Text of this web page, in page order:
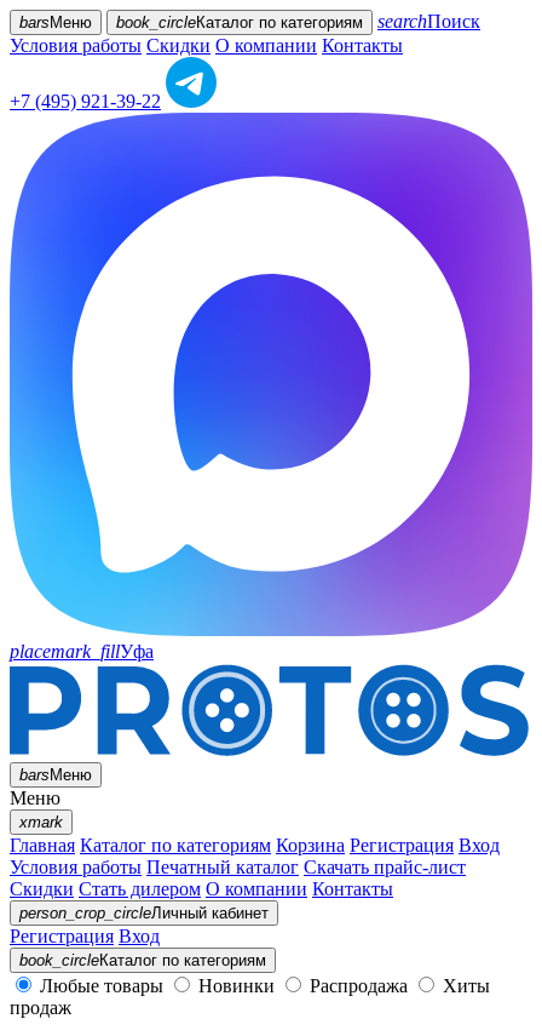
bars Меню book_circleКаталог по категориям searchПоиск
Условия работы Скидки О компании Контакты
+7 (495) 921-39-22
placemark_fillУфа
barsМеню
Меню
xmark
Главная Каталог по категориям Корзина Регистрация Вход
Условия работы Печатный каталог Скачать прайс-лист
Скидки Стать дилером О компании Контакты
person_crop_circleЛичный кабинет
Регистрация Вход
book_circleКаталог по категориям
Любые товары Новинки Распродажа
Хиты
продаж